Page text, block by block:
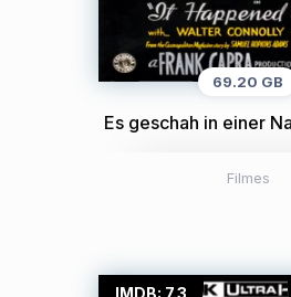
69.20 GB
Es geschah in einer
Filmes
IMDB: 7.3